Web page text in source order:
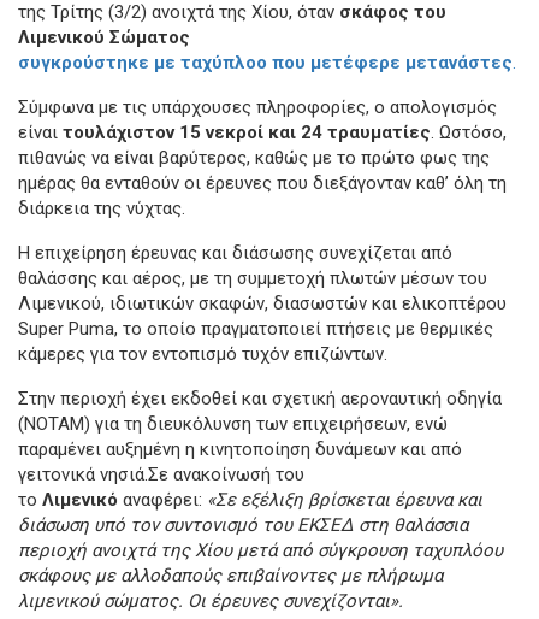
της Τρίτης (3/2) ανοιχτά της Χίου, όταν σκάφος του
Λιμενικού Σώματος
συγκρούστηκε με ταχύπλοο που μετέφερε μετανάστες.
Σύμφωνα με τις υπάρχουσες πληροφορίες, ο απολογισμός
είναι τουλάχιστον 15 νεκροί και 24 τραυματίες. Ωστόσο,
πιθανώς να είναι βαρύτερος, καθώς με το πρώτο φως της
ημέρας θα ενταθούν οι έρευνες που διεξάγονταν καθ’ όλη τη
διάρκεια της νύχτας.
Η επιχείρηση έρευνας και διάσωσης συνεχίζεται από
θαλάσσης και αέρος, με τη συμμετοχή πλωτών μέσων του
Λιμενικού, ιδιωτικών σκαφών, διασωστών και ελικοπτέρου
Super Puma, το οποίο πραγματοποιεί πτήσεις με θερμικές
κάμερες για τον εντοπισμό τυχόν επιζώντων.
Στην περιοχή έχει εκδοθεί και σχετική αεροναυτική οδηγία
(NOTAM) για τη διευκόλυνση των επιχειρήσεων, ενώ
παραμένει αυξημένη η κινητοποίηση δυνάμεων και από
γειτονικά νησιά.Σε ανακοίνωσή του
το Λιμενικό αναφέρει: «Σε εξέλιξη βρίσκεται έρευνα και
διάσωση υπό τον συντονισμό του ΕΚΣΕΔ στη θαλάσσια
περιοχή ανοιχτά της Χίου μετά από σύγκρουση ταχυπλόου
σκάφους με αλλοδαπούς επιβαίνοντες με πλήρωμα
λιμενικού σώματος. Οι έρευνες συνεχίζονται».